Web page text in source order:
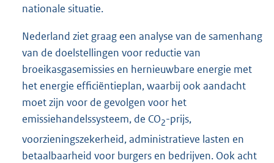
nationale situatie.
Nederland ziet graag een analyse van de samenhang
van de doelstellingen voor reductie van
broeikasgasemissies en hernieuwbare energie met
het energie efficiëntieplan, waarbij ook aandacht
moet zijn voor de gevolgen voor het
emissiehandelssysteem, de CO2-prijs,
voorzieningszekerheid, administratieve lasten en
betaalbaarheid voor burgers en bedrijven. Ook acht